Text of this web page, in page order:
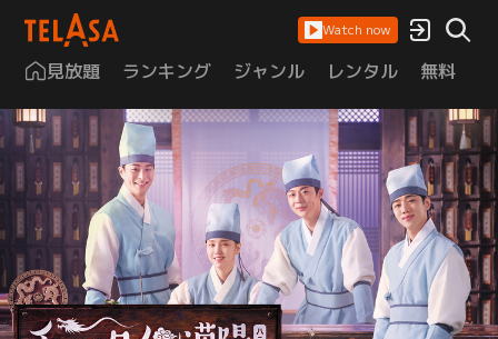
Watch now
見放題 ランキング ジャンル レンタル 無料